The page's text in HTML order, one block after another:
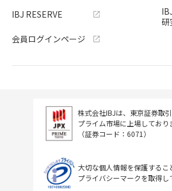
IBJ RESERVE
会員ログインページ
研
株式会社IBJは、東京証券取
プライム市場に上場しており
（証券コード：6071）
大切な個人情報を保護するこ
プライバシーマークを取得し